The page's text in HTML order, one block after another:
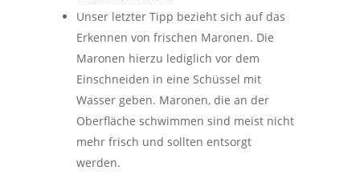
Unser letzter Tipp bezieht sich auf das
Erkennen von frischen Maronen. Die
Maronen hierzu lediglich vor dem
Einschneiden in eine Schüssel mit
Wasser geben. Maronen, die an der
Oberfläche schwimmen sind meist nicht
mehr frisch und sollten entsorgt
werden.